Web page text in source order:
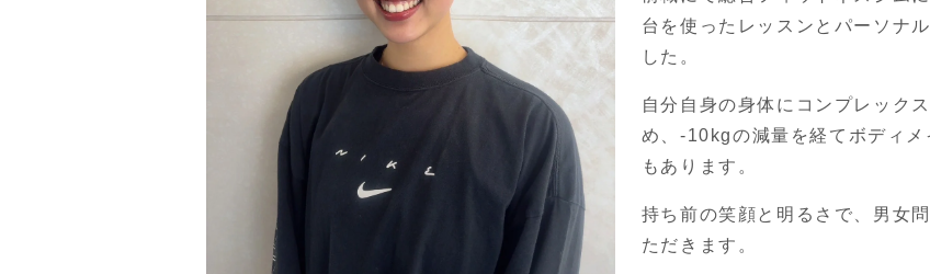
台を使ったレッスンとパーソナ
した。
自分自身の身体にコンプレック
め、-10kgの減量を経てボディ
もあります。
持ち前の笑顔と明るさで、男女
ただきます。